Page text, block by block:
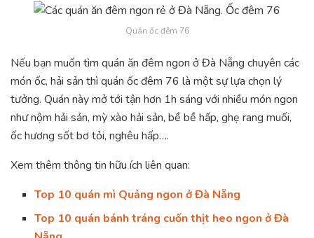
Quán ốc đêm 76
Nếu bạn muốn tìm quán ăn đêm ngon ở Đà Nẵng chuyên các
món ốc, hải sản thì quán ốc đêm 76 là một sự lựa chọn lý
tưởng. Quán này mở tới tận hơn 1h sáng với nhiều món ngon
như nộm hải sản, mỳ xào hải sản, bề bề hấp, ghẹ rang muối,
ốc hương sốt bơ tỏi, nghêu hấp….
Xem thêm thông tin hữu ích liên quan:
Top 10 quán mì Quảng ngon ở Đà Nẵng
Top 10 quán bánh tráng cuốn thịt heo ngon ở Đà